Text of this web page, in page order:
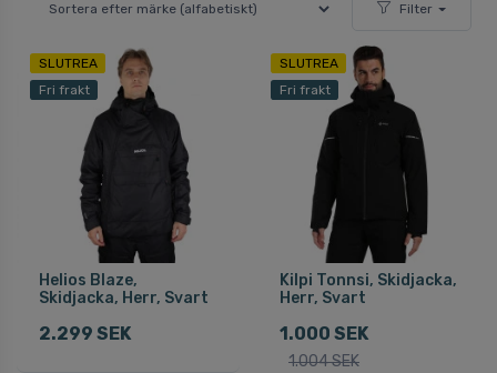
Filter
SLUTREA
Fri frakt
Helios Blaze,
Skidjacka, Herr, Svart
2.299 SEK
SLUTREA
Fri frakt
Kilpi Tonnsi, Skidjacka,
Herr, Svart
1.000 SEK
1.004 SEK